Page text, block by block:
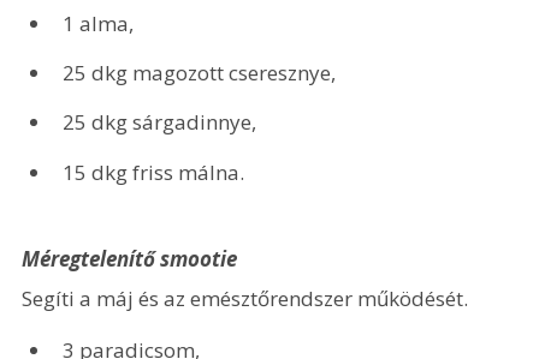
1 alma,
25 dkg magozott cseresznye,
25 dkg sárgadinnye,
15 dkg friss málna.
Méregtelenítő smootie
Segíti a máj és az emésztőrendszer működését.
3 paradicsom,